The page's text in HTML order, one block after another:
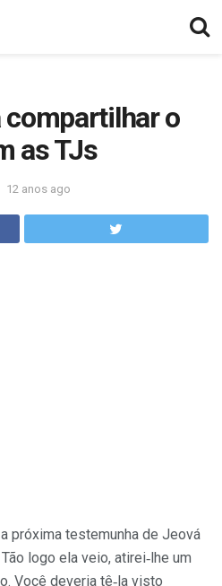
compartilhar o
as TJs
12 anos ago
próxima testemunha de Jeová
logo ela veio, atirei‑lhe um
Você deveria tê‑la visto